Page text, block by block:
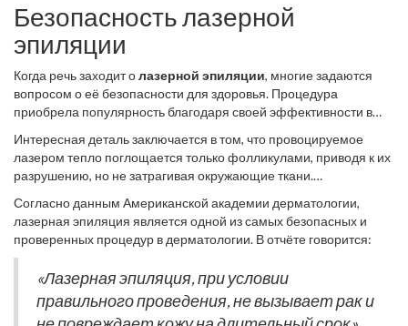
Безопасность лазерной
эпиляции
Когда речь заходит олазерной эпиляции, многие задаются
вопросом о её безопасности для здоровья. Процедура
приобрела популярность благодаря своей эффективности в
сомнения, не наносит ли она вред коже. Лазеры используются в
медицине уже более 50 лет и отличаются высокой точностью
воздействия. Для понимания безопасности процесса важно
знать, что лазерный луч воздействует только на волос, не
повреждая окружающую кожу. Его волну настраивают так,
чтобы она разрушала пигмент меланин в волосе, сохраняя
целостность кожи.
Интересная деталь заключается в том, что провоцируемое
лазером тепло поглощается только фолликулами, приводя к их
разрушению, но не затрагивая окружающие ткани.
многочисленные исследования, подтверждающие её
безопасность и отсутствие канцерогенных эффектов при
правильном применении. Важно также отметить, что
процедуры, обычно проходят в течение нескольких часов или
дней, не приводя к долгосрочным последствиям.
Согласно данным Американской академии дерматологии,
лазерная эпиляция является одной из самых безопасных и
проверенных процедур в дерматологии. В отчёте говорится:
«Лазерная эпиляция, при условии
правильного проведения, не вызывает рак и